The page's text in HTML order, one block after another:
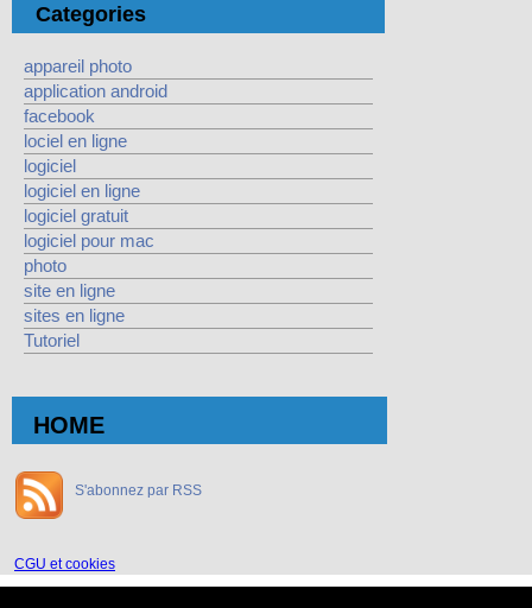
Categories
appareil photo
application android
facebook
lociel en ligne
logiciel
logiciel en ligne
logiciel gratuit
logiciel pour mac
photo
site en ligne
sites en ligne
Tutoriel
HOME
S'abonnez par RSS
CGU et cookies